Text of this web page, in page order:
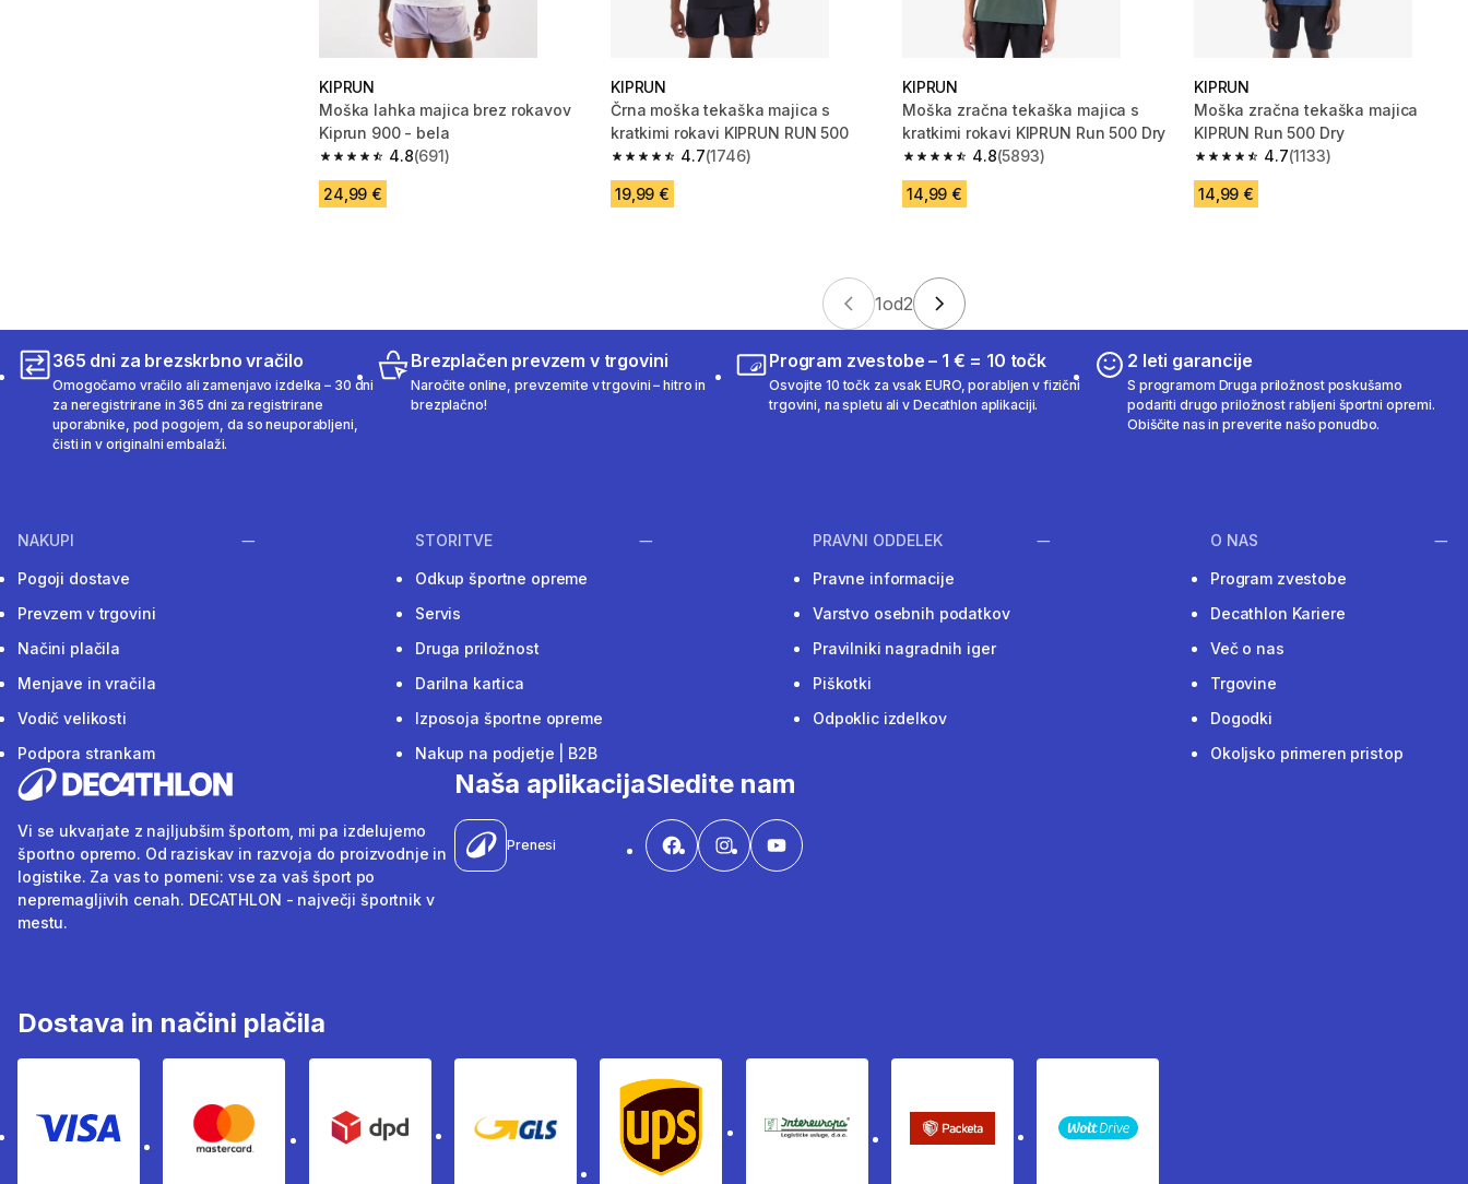
KIPRUN
Moška lahka majica brez rokavov
Kiprun 900 - bela
4.8
4.8 od 5 zvezdic from 691 ocene
(691)
24,99 €
KIPRUN
Črna moška tekaška majica s
kratkimi rokavi KIPRUN RUN 500
4.7
4.7 od 5 zvezdic from 1746 ocene
(1746)
19,99 €
KIPRUN
Moška zračna tekaška majica s
kratkimi rokavi KIPRUN Run 500 Dry
4.8
4.8 od 5 zvezdic from 5893 ocene
(5893)
14,99 €
KIPRUN
Moška zračna tekaška majica
KIPRUN Run 500 Dry
4.7
4.7 od 5 zvezdic from 1133 ocene
(1133)
14,99 €
1od2
365 dni za brezskrbno vračilo
Omogočamo vračilo ali zamenjavo izdelka – 30 dni
za neregistrirane in 365 dni za registrirane
uporabnike, pod pogojem, da so neuporabljeni,
čisti in v originalni embalaži.
Brezplačen prevzem v trgovini
Naročite online, prevzemite v trgovini – hitro in
brezplačno!
Program zvestobe – 1 € = 10 točk
Osvojite 10 točk za vsak EURO, porabljen v fizični
trgovini, na spletu ali v Decathlon aplikaciji.
2 leti garancije
S programom Druga priložnost poskušamo
podariti drugo priložnost rabljeni športni opremi.
Obiščite nas in preverite našo ponudbo.
NAKUPI
Pogoji dostave
Prevzem v trgovini
Načini plačila
Menjave in vračila
Vodič velikosti
Podpora strankam
STORITVE
Odkup športne opreme
Servis
Druga priložnost
Darilna kartica
Izposoja športne opreme
Nakup na podjetje | B2B
PRAVNI ODDELEK
Pravne informacije
Varstvo osebnih podatkov
Pravilniki nagradnih iger
Piškotki
Odpoklic izdelkov
O NAS
Program zvestobe
Decathlon Kariere
Več o nas
Trgovine
Dogodki
Okoljsko primeren pristop
Vi se ukvarjate z najljubšim športom, mi pa izdelujemo
športno opremo. Od raziskav in razvoja do proizvodnje in
logistike. Za vas to pomeni: vse za vaš šport po
nepremagljivih cenah. DECATHLON - največji športnik v
mestu.
Naša aplikacija
Prenesi
Sledite nam
Dostava in načini plačila
Visa Mastercard Dpd Gls Ups Intereuropa Packeta Sledenje pošiljki
WOLT